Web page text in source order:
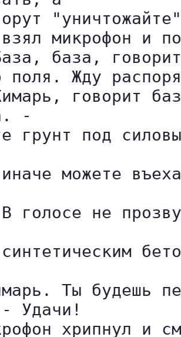
микрофон и
база,
поля. Жду
говорит
-
грунт под
можете
голосе не
Ты будешь
Удачи!
хрипнул и